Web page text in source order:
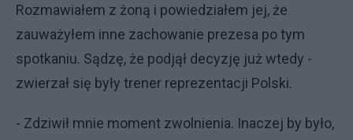
Rozmawiałem z żoną i powiedziałem jej, że
zauważyłem inne zachowanie prezesa po tym
spotkaniu. Sądzę, że podjął decyzję już wtedy -
zwierzał się były trener reprezentacji Polski.
- Zdziwił mnie moment zwolnienia. Inaczej by było,